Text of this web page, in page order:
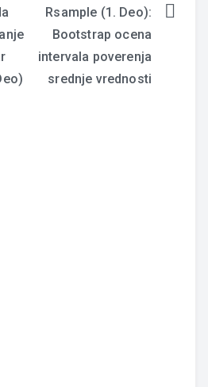
Rsample (1. Deo):
Bootstrap ocena
intervala poverenja
srednje vrednosti